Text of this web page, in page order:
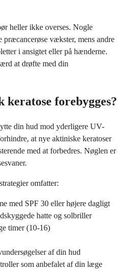
heller ikke overses. Nogle
præcancerøse vækster, mens andre
i ansigtet eller på hænderne.
at drøfte med din
forebygges?
din hud mod yderligere UV-
at nye aktiniske keratoser
med at forbedres. Nøglen er
omfatter:
med SPF 30 eller højere dagligt
hatte og solbriller
timer (10-16)
af din hud
som anbefalet af din læge